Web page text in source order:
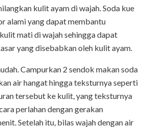
kulit ayam di wajah. Soda kue
alami yang dapat membantu
mati di wajah sehingga dapat
yang disebabkan oleh kulit ayam.
Campurkan 2 sendok makan soda
air hangat hingga teksturnya seperti
tersebut ke kulit, yang teksturnya
perlahan dengan gerakan
Setelah itu, bilas wajah dengan air